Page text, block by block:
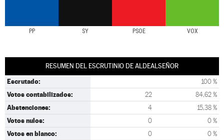
PP SY PSOE VOX
RESUMEN DEL ESCRUTINIO DE ALDEALSEÑOR
Escrutado: 100 %
Votos contabilizados: 22 84,62 %
Abstenciones: 4 15,38 %
Votos nulos: 0 0 %
Votos en blanco: 0 0 %